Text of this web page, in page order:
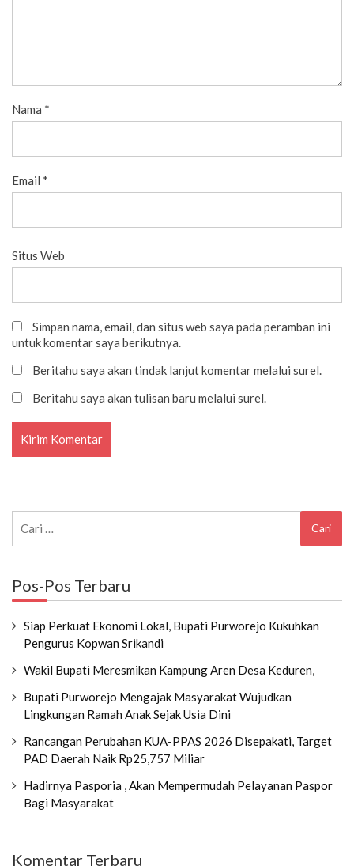
Nama *
Email *
Situs Web
Simpan nama, email, dan situs web saya pada peramban ini
untuk komentar saya berikutnya.
Beritahu saya akan tindak lanjut komentar melalui surel.
Beritahu saya akan tulisan baru melalui surel.
untuk:
Pos-Pos Terbaru
Siap Perkuat Ekonomi Lokal, Bupati Purworejo Kukuhkan
Pengurus Kopwan Srikandi
Wakil Bupati Meresmikan Kampung Aren Desa Keduren,
Bupati Purworejo Mengajak Masyarakat Wujudkan
Lingkungan Ramah Anak Sejak Usia Dini
Rancangan Perubahan KUA-PPAS 2026 Disepakati, Target
PAD Daerah Naik Rp25,757 Miliar
Hadirnya Pasporia , Akan Mempermudah Pelayanan Paspor
Bagi Masyarakat
Komentar Terbaru